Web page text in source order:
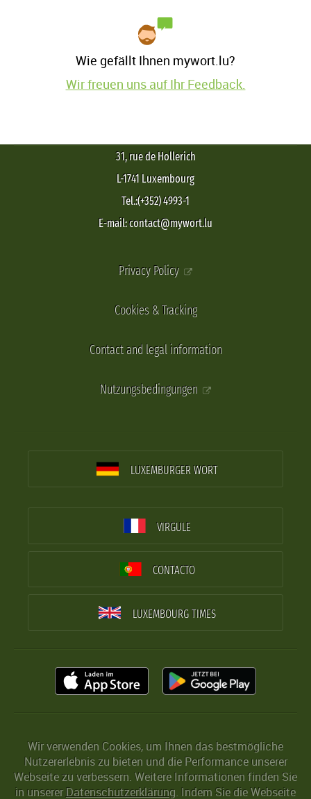
Wie gefällt Ihnen mywort.lu?
Wir freuen uns auf Ihr Feedback.
31, rue de Hollerich
L-1741 Luxembourg
Tel.:(+352) 4993-1
E-mail: contact@mywort.lu
Privacy Policy
Cookies & Tracking
Contact and legal information
Nutzungsbedingungen
LUXEMBURGER WORT
VIRGULE
CONTACTO
LUXEMBOURG TIMES
Wir verwenden Cookies, um Ihnen das bestmögliche
Nutzererlebnis zu bieten und die Performance unserer
Webseite zu verbessern. Weitere Informationen finden Sie
in unserer Datenschutzerklärung. Indem Sie die Webseite